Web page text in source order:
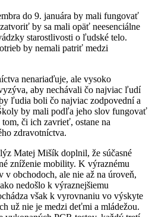
do 9. januára by mali fungovať
by sa mali opäť neesenciálne
starostlivosti o ľudské telo.
by nemali patriť medzi
nenariaďuje, ale vysoko
aby nechávali čo najviac ľudí
ľudia boli čo najviac zodpovední a
by mali podľa jeho slov fungovať
či ich zavrieť, ostane na
zdravotníctva.
Matej Mišík doplnil, že súčasné
zníženie mobility. K výraznému
obchodoch, ale nie až na úroveň,
nedošlo k výraznejšiemu
však k vyrovnaniu vo výskyte
už nie je medzi deťmi a mládežou.